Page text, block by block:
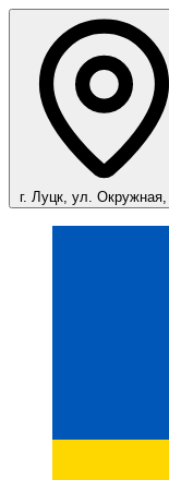
г. Луцк, ул.